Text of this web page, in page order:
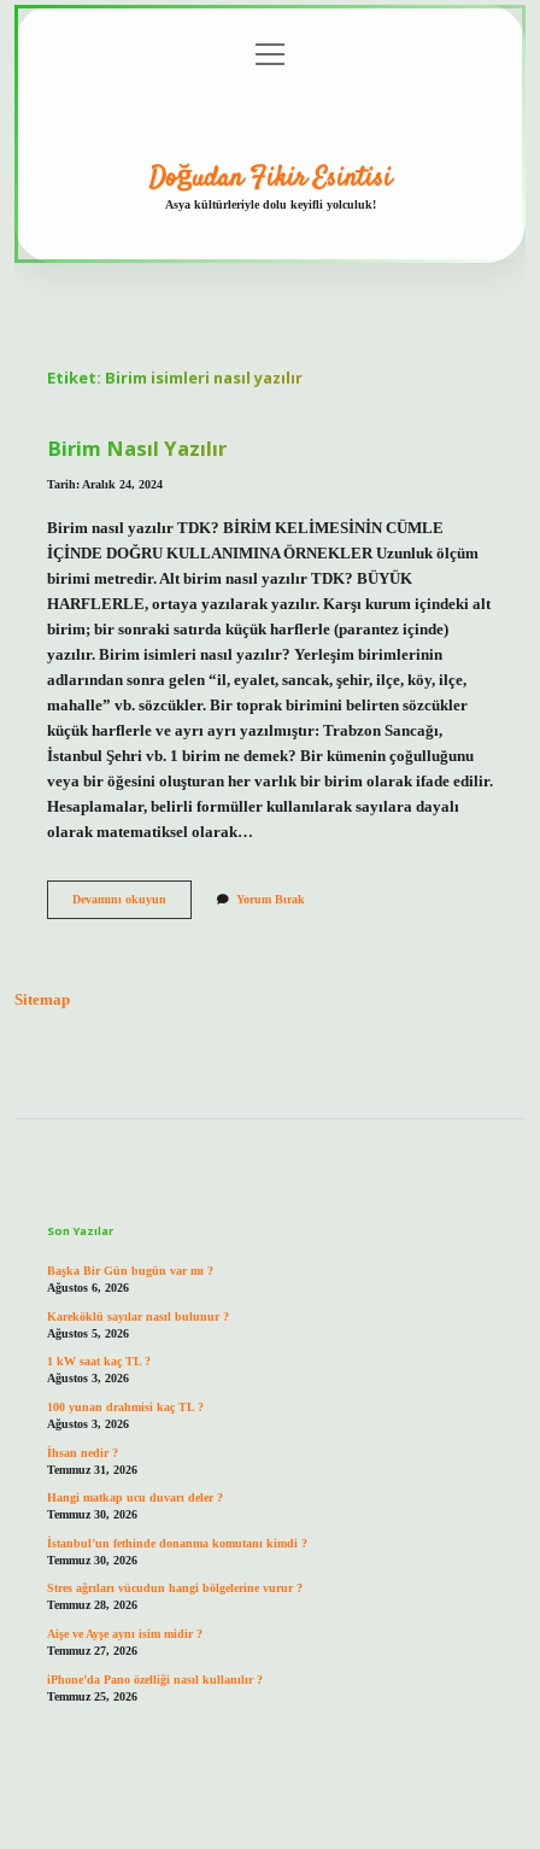
menüyü
aç
Doğudan Fikir Esintisi
Asya kültürleriyle dolu keyifli yolculuk!
Etiket: Birim isimleri nasıl yazılır
Birim Nasıl Yazılır
Tarih: Aralık 24, 2024
Birim nasıl yazılır TDK? BİRİM KELİMESİNİN CÜMLE
İÇİNDE DOĞRU KULLANIMINA ÖRNEKLER Uzunluk ölçüm
birimi metredir. Alt birim nasıl yazılır TDK? BÜYÜK
HARFLERLE, ortaya yazılarak yazılır. Karşı kurum içindeki alt
birim; bir sonraki satırda küçük harflerle (parantez içinde)
yazılır. Birim isimleri nasıl yazılır? Yerleşim birimlerinin
adlarından sonra gelen “il, eyalet, sancak, şehir, ilçe, köy, ilçe,
mahalle” vb. sözcükler. Bir toprak birimini belirten sözcükler
küçük harflerle ve ayrı ayrı yazılmıştır: Trabzon Sancağı,
İstanbul Şehri vb. 1 birim ne demek? Bir kümenin çoğulluğunu
veya bir öğesini oluşturan her varlık bir birim olarak ifade edilir.
Hesaplamalar, belirli formüller kullanılarak sayılara dayalı
olarak matematiksel olarak…
Devamını okuyunBirim
Yorum Bırak
Sitemap
Son Yazılar
Başka Bir Gün bugün var mı ?
Ağustos 6, 2026
Kareköklü sayılar nasıl bulunur ?
Ağustos 5, 2026
1 kW saat kaç TL ?
Ağustos 3, 2026
100 yunan drahmisi kaç TL ?
Ağustos 3, 2026
İhsan nedir ?
Temmuz 31, 2026
Hangi matkap ucu duvarı deler ?
Temmuz 30, 2026
İstanbul’un fethinde donanma komutanı kimdi ?
Temmuz 30, 2026
Stres ağrıları vücudun hangi bölgelerine vurur ?
Temmuz 28, 2026
Aişe ve Ayşe aynı isim midir ?
Temmuz 27, 2026
iPhone’da Pano özelliği nasıl kullanılır ?
Temmuz 25, 2026